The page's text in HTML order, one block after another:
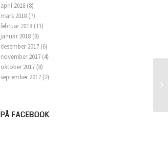
april 2018 (8)
mars 2018 (7)
februar 2018 (11)
januar 2018 (8)
desember 2017 (6)
november 2017 (4)
oktober 2017 (8)
september 2017 (2)
PÅ FACEBOOK